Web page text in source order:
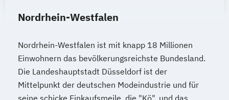
Nordrhein-Westfalen
Nordrhein-Westfalen ist mit knapp 18 Millionen
Einwohnern das bevölkerungsreichste Bundesland.
Die Landeshauptstadt Düsseldorf ist der
Mittelpunkt der deutschen Modeindustrie und für